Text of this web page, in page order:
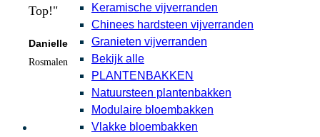
Keramische vijverranden
Chinees hardsteen vijverranden
Granieten vijverranden
Bekijk alle
PLANTENBAKKEN
Natuursteen plantenbakken
Modulaire bloembakken
Vlakke bloembakken
Top!"
Danielle
Rosmalen